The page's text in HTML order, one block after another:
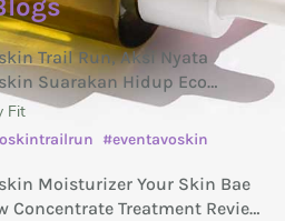
Trail Run, Aksi Nyata
Suarakan Hidup Eco
Fit
#eventavoskin
Moisturizer Your Skin Bae
Concentrate Treatment Review